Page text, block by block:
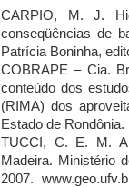
CARPIO, M. J.
conseqüências de
Patrícia Boninha,
COBRAPE – Cia.
conteúdo dos
(RIMA) dos
Estado de Rondônia.
TUCCI, C. E. M.
Madeira. Ministério
2007.